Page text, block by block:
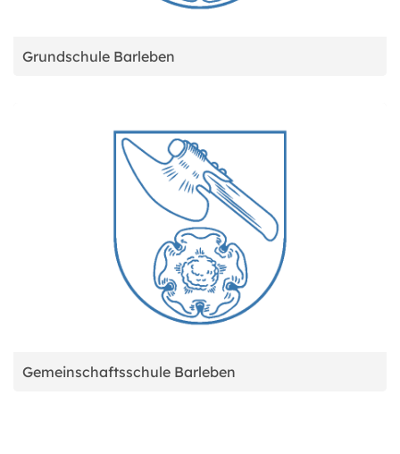
Grundschule Barleben
Gemeinschaftsschule Barleben